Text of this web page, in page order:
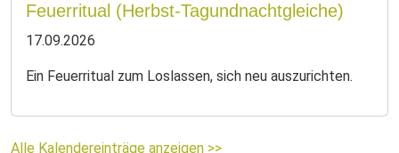
Feuerritual (Herbst-Tagundnachtgleiche)
17.09.2026
Ein Feuerritual zum Loslassen, sich neu auszurichten.
Alle Kalendereinträge anzeigen >>